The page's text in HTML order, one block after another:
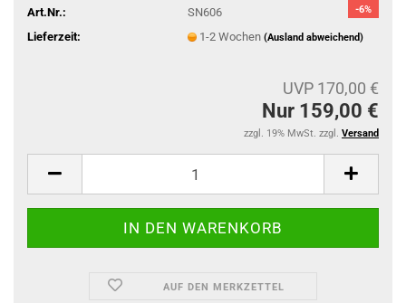
-6%
Art.Nr.:
SN606
Lieferzeit:
1-2 Wochen (Ausland abweichend)
UVP 170,00 €
Nur 159,00 €
zzgl. 19% MwSt. zzgl. Versand
AUF DEN MERKZETTEL